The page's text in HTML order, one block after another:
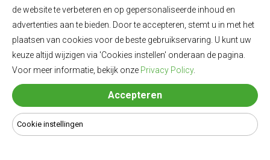
Hoogte
1670 mm
Trekgewicht geremd
1500 kg
de website te verbeteren en op gepersonaliseerde inhoud en
advertenties aan te bieden. Door te accepteren, stemt u in met het
plaatsen van cookies voor de beste gebruikservaring. U kunt uw
keuze altijd wijzigen via 'Cookies instellen' onderaan de pagina.
Voor meer informatie, bekijk onze Privacy Policy.
Accepteren
Cookie instellingen